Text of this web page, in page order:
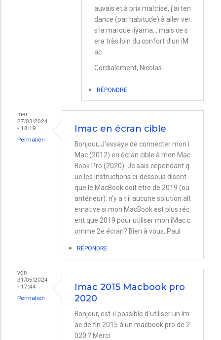
auvais et à prix maîtrisé, j'ai ten
dance (par habitude) à aller ver
s la marque iiyama... mais ce s
era très loin du confort d'un iM
ac.
Cordialement, Nicolas
RÉPONDRE
mer
27/03/2024
- 18:19
Permalien
Imac en écran cible
Bonjour, J'essaye de connecter mon i
Mac (2012) en écran cible à mon Mac
Book Pro (2020). Je sais cependant q
ue les instructions ci-dessous disent
que le MacBook doit etre de 2019 (ou
antérieur): n'y a t il aucune solution alt
ernative si mon MacBook est plus réc
ent que 2019 pour utiliser mon iMac c
omme 2e écran? Bien à vous, Paul
RÉPONDRE
ven
31/05/2024
- 17:44
Permalien
Imac 2015 Macbook pro
2020
Bonjour, est-il possible d'utiliser un Im
ac de fin 2015 à un macbook pro de 2
020 ? Merci